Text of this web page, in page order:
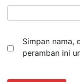
Simpan nama,
peramban ini